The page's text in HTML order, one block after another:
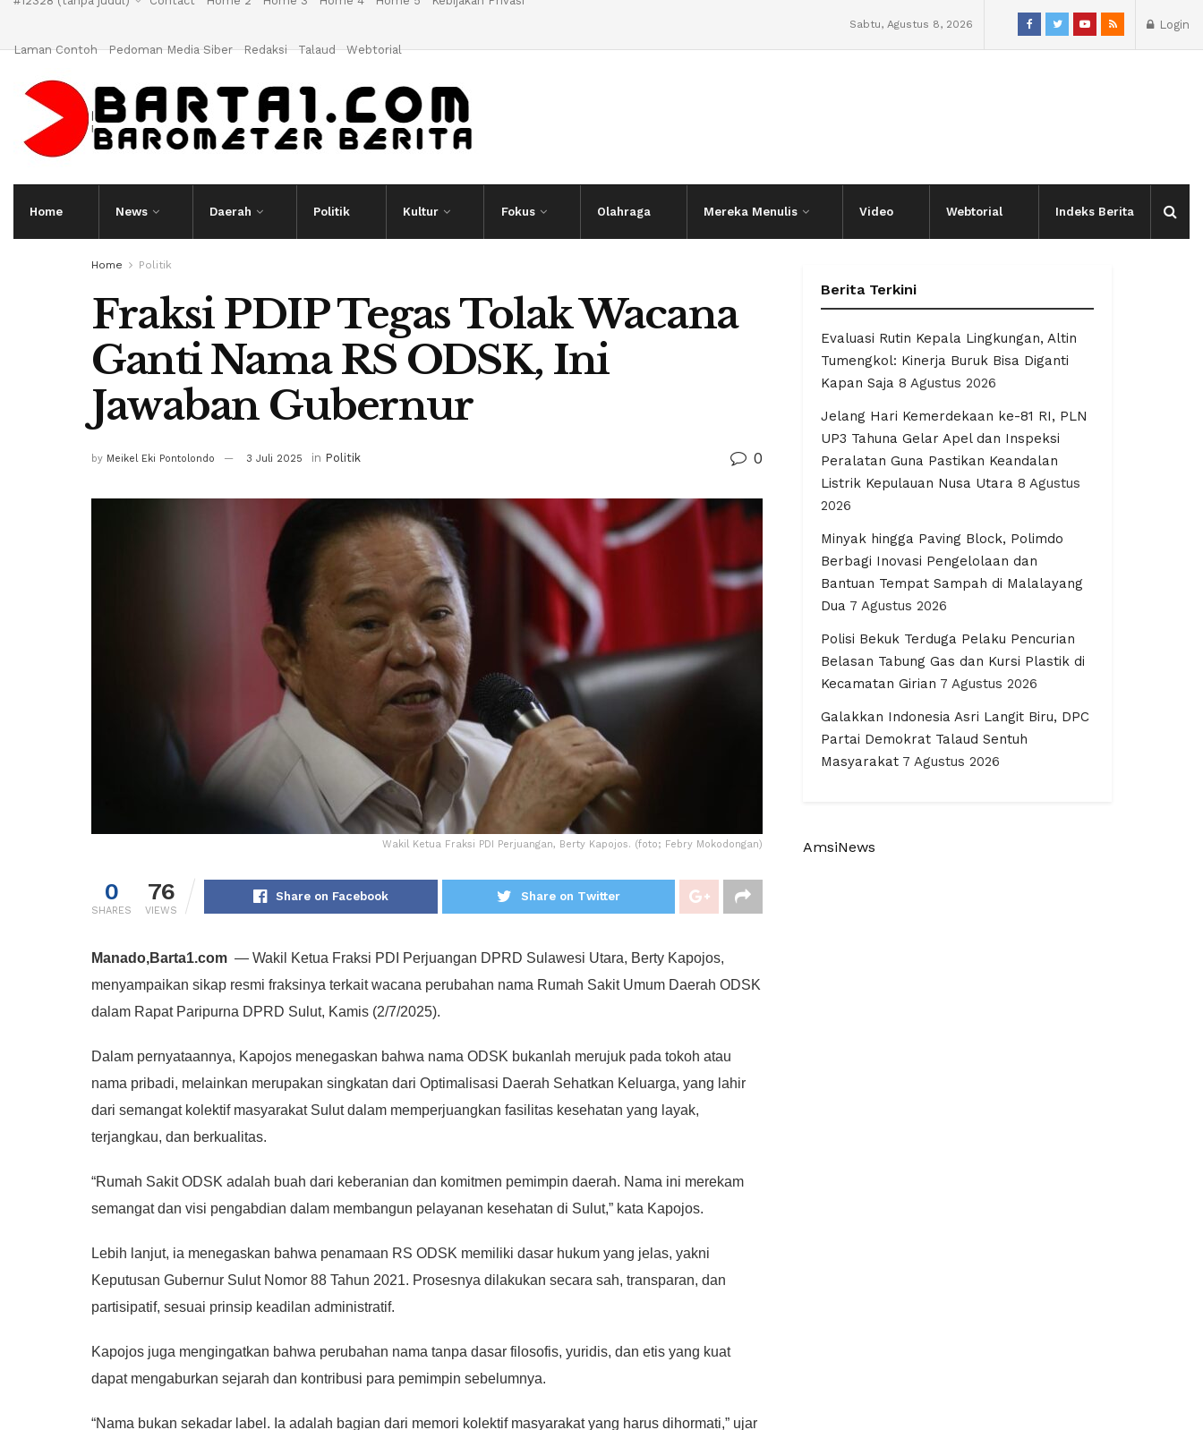
Laman Contoh Pedoman Media Siber Redaksi Talaud Webtorial
Sabtu, Agustus 8, 2026 Login
Home News Daerah Politik Kultur Fokus Olahraga Mereka Menulis Video Webtorial Indeks Berita
Home Politik
Fraksi PDIP Tegas Tolak Wacana
Ganti Nama RS ODSK, Ini
Jawaban Gubernur
by Meikel Eki Pontolondo 3 Juli 2025 in Politik 0
Wakil Ketua Fraksi PDI Perjuangan, Berty Kapojos. (foto; Febry Mokodongan)
0
SHARES
76
VIEWS
Share on Facebook Share on Twitter
Manado,Barta1.com — Wakil Ketua Fraksi PDI Perjuangan DPRD Sulawesi Utara, Berty Kapojos,
menyampaikan sikap resmi fraksinya terkait wacana perubahan nama Rumah Sakit Umum Daerah ODSK
dalam Rapat Paripurna DPRD Sulut, Kamis (2/7/2025).
Dalam pernyataannya, Kapojos menegaskan bahwa nama ODSK bukanlah merujuk pada tokoh atau
nama pribadi, melainkan merupakan singkatan dari Optimalisasi Daerah Sehatkan Keluarga, yang lahir
dari semangat kolektif masyarakat Sulut dalam memperjuangkan fasilitas kesehatan yang layak,
terjangkau, dan berkualitas.
“Rumah Sakit ODSK adalah buah dari keberanian dan komitmen pemimpin daerah. Nama ini merekam
semangat dan visi pengabdian dalam membangun pelayanan kesehatan di Sulut,” kata Kapojos.
Lebih lanjut, ia menegaskan bahwa penamaan RS ODSK memiliki dasar hukum yang jelas, yakni
Keputusan Gubernur Sulut Nomor 88 Tahun 2021. Prosesnya dilakukan secara sah, transparan, dan
partisipatif, sesuai prinsip keadilan administratif.
Kapojos juga mengingatkan bahwa perubahan nama tanpa dasar filosofis, yuridis, dan etis yang kuat
dapat mengaburkan sejarah dan kontribusi para pemimpin sebelumnya.
“Nama bukan sekadar label. Ia adalah bagian dari memori kolektif masyarakat yang harus dihormati,” ujar
Berita Terkini
Evaluasi Rutin Kepala Lingkungan, Altin
Tumengkol: Kinerja Buruk Bisa Diganti
Kapan Saja 8 Agustus 2026
Jelang Hari Kemerdekaan ke-81 RI, PLN
UP3 Tahuna Gelar Apel dan Inspeksi
Peralatan Guna Pastikan Keandalan
Listrik Kepulauan Nusa Utara 8 Agustus
2026
Minyak hingga Paving Block, Polimdo
Berbagi Inovasi Pengelolaan dan
Bantuan Tempat Sampah di Malalayang
Dua 7 Agustus 2026
Polisi Bekuk Terduga Pelaku Pencurian
Belasan Tabung Gas dan Kursi Plastik di
Kecamatan Girian 7 Agustus 2026
Galakkan Indonesia Asri Langit Biru, DPC
Partai Demokrat Talaud Sentuh
Masyarakat 7 Agustus 2026
AmsiNews